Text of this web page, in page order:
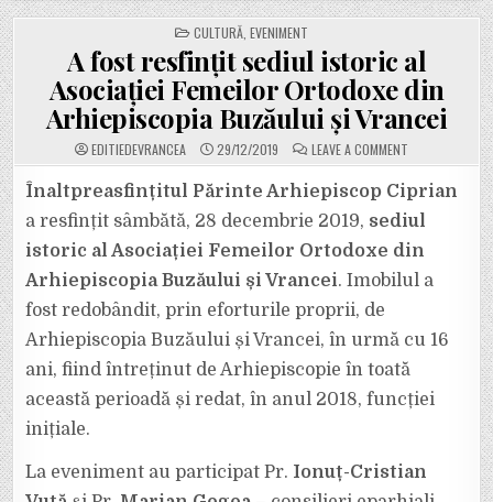
POSTED
IN
CULTURĂ, EVENIMENT
A fost resfințit sediul istoric al
Asociației Femeilor Ortodoxe din
Arhiepiscopia Buzăului și Vrancei
EDITIEDEVRANCEA 29/12/2019 LEAVE A COMMENTON
A
RESFINȚIT
SEDIUL
ISTORIC
AL
ASOCIAȚIEI
FEMEILOR
DIN
ARHIEPISCOPIA
VRANCEI
Înaltpreasfințitul Părinte Arhiepiscop Ciprian
a resfințit sâmbătă, 28 decembrie 2019, sediul
istoric al Asociației Femeilor Ortodoxe din
Arhiepiscopia Buzăului și Vrancei. Imobilul a
fost redobândit, prin eforturile proprii, de
Arhiepiscopia Buzăului și Vrancei, în urmă cu 16
ani, fiind întreținut de Arhiepiscopie în toată
această perioadă și redat, în anul 2018, funcției
inițiale.
La eveniment au participat Pr. Ionuț-Cristian